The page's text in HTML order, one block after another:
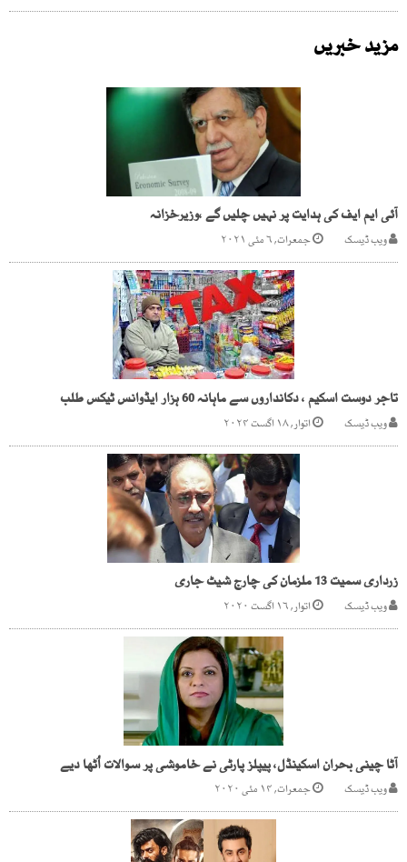
مزید خبریں
آئی ایم ایف کی ہدایت پر نہیں چلیں گے ،وزیرخزانہ
ویب ڈیسک جمعرات, ۶ مئی ۲۰۲۱
تاجر دوست اسکیم ، دکانداروں سے ماہانہ 60 ہزار ایڈوانس ٹیکس طلب
ویب ڈیسک اتوار, ۱۸ اگست ۲۰۲۴
زرداری سمیت 13 ملزمان کی چارج شیٹ جاری
ویب ڈیسک اتوار, ۱۶ اگست ۲۰۲۰
آٹا چینی بحران اسکینڈل، پیپلز پارٹی نے خاموشی پر سوالات اُٹھا دیے
ویب ڈیسک جمعرات, ۱۴ مئی ۲۰۲۰